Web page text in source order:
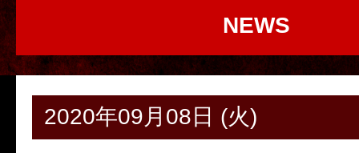
NEWS
2020年09月08日 (火)